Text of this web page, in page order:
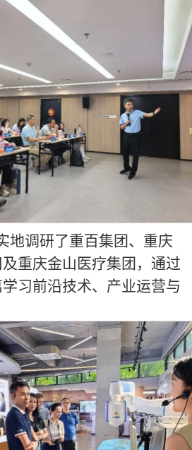
地调研了重百集团、重庆
重庆金山医疗集团，通过
习前沿技术、产业运营与